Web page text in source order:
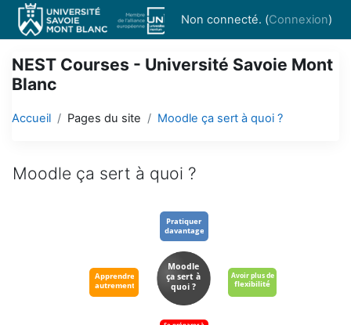
Passer au contenu principal
Non connecté. (Connexion)
NEST Courses - Université Savoie Mont
Blanc
Accueil Pages du site Moodle ça sert à quoi ?
Moodle ça sert à quoi ?